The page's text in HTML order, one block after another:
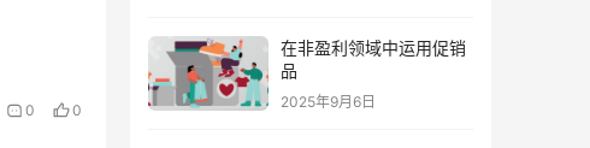
0 0
在非盈利领域中运用促销
品
2025年9月6日